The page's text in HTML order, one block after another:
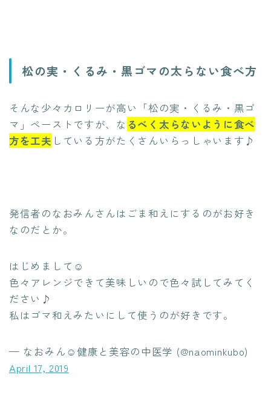
松の実・くるみ・黒ゴマの太らない食べ方
そんな少々カロリーが高い「松の実・くるみ・黒ゴ
マ」ペーストですが、な るべく太らないように食べ
方を工夫 している方がたくさんいらっしゃいます♪
発信者のなおみんさんはごま和えにするのがお好き
なのだとか。
はじめまして☺︎
色々アレンジできて美味しいので色々試してみてく
ださい♪
私はゴマ和えみたいにして使うのが好きです。
— なおみん☺︎健康と美容の中医学 (@naominkubo)
April 17, 2019